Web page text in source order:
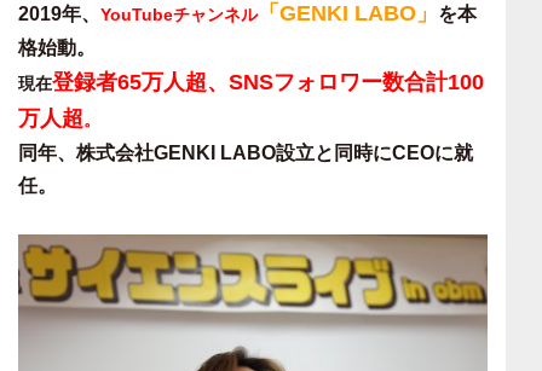
2019年、 YouTubeチャンネル「GENKI LABO」
を本
格始動。
現在登録者65万人超、SNSフォロワー数合計100
万人超。
同年、株式会社GENKI LABO設立と同時にCEOに就
任。